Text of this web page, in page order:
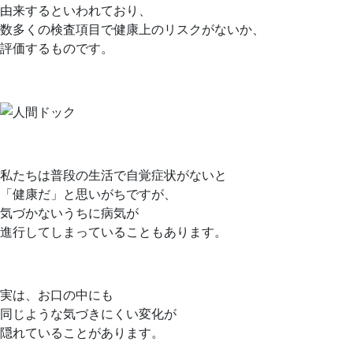
由来するといわれており、
数多くの検査項目で健康上のリスクがないか、
評価するものです。
私たちは普段の生活で自覚症状がないと
「健康だ」と思いがちですが、
気づかないうちに病気が
進行してしまっていることもあります。
実は、お口の中にも
同じような気づきにくい変化が
隠れていることがあります。